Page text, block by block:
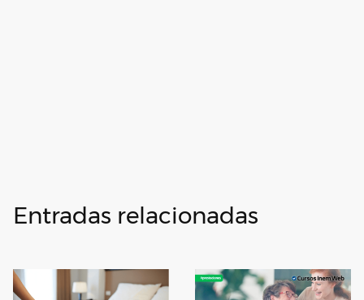
Entradas relacionadas